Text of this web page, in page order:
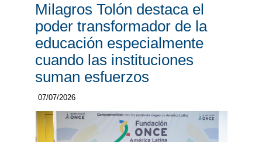
Milagros Tolón destaca el
poder transformador de la
educación especialmente
cuando las instituciones
suman esfuerzos
07/07/2026